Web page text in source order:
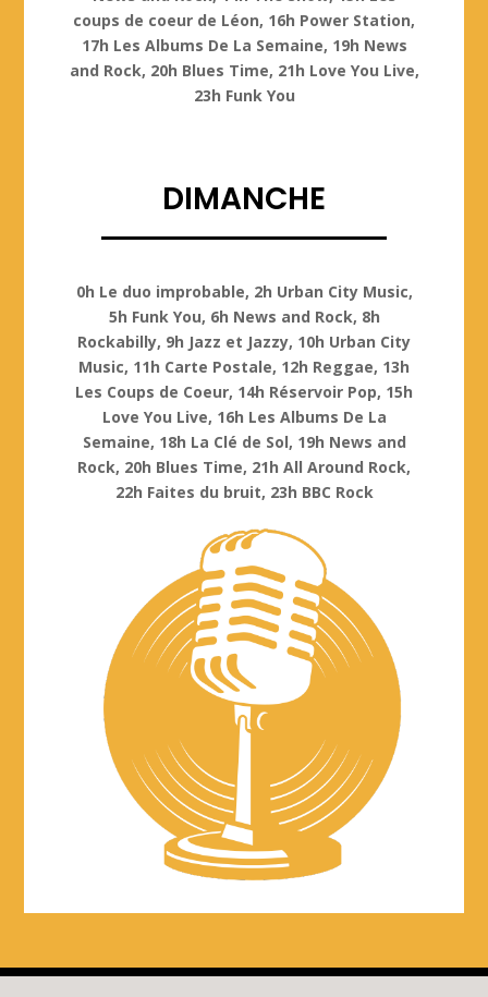
coups de coeur de Léon, 16h Power Station,
17h Les Albums De La Semaine, 19h News
and Rock, 20h Blues Time, 21h Love You Live,
23h Funk You
DIMANCHE
0h Le duo improbable, 2h Urban City Music,
5h Funk You, 6h News and Rock, 8h
Rockabilly, 9h Jazz et Jazzy, 10h Urban City
Music, 11h Carte Postale, 12h Reggae, 13h
Les Coups de Coeur, 14h Réservoir Pop, 15h
Love You Live, 16h Les Albums De La
Semaine, 18h La Clé de Sol, 19h News and
Rock, 20h Blues Time, 21h All Around Rock,
22h Faites du bruit, 23h BBC Rock